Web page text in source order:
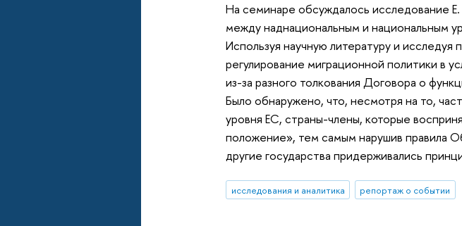
На семинаре обсуждалось исследование
между наднациональным и национальным
Используя научную литературу и
регулирование миграционной политики в
из-за разного толкования Договора о
Было обнаружено, что, несмотря на то,
уровня ЕС, страны-члены, которые
положение», тем самым нарушив
другие государства придерживались
исследования и аналитика репортаж о событии